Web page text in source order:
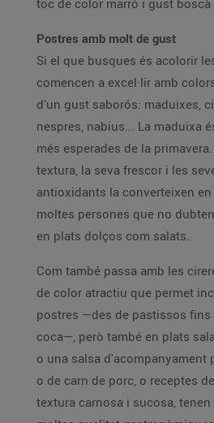
toc de color marró i gust boscà
Postres amb molt de gust
Si el que busques és acolorir
comencen a excel·lir amb
d'un gust saborós: maduixes,
nespres, nabius... La maduixa
més esperades de la
textura, la seva frescor i les
antioxidants la converteixen
moltes persones que no
en plats dolços com salats.
Com també passa amb les
de color atractiu que permet
postres —des de pastissos fins
coca—, però també en plats
o una salsa d'acompanyament
o de carn de porc, o receptes
textura carnosa i sucosa,